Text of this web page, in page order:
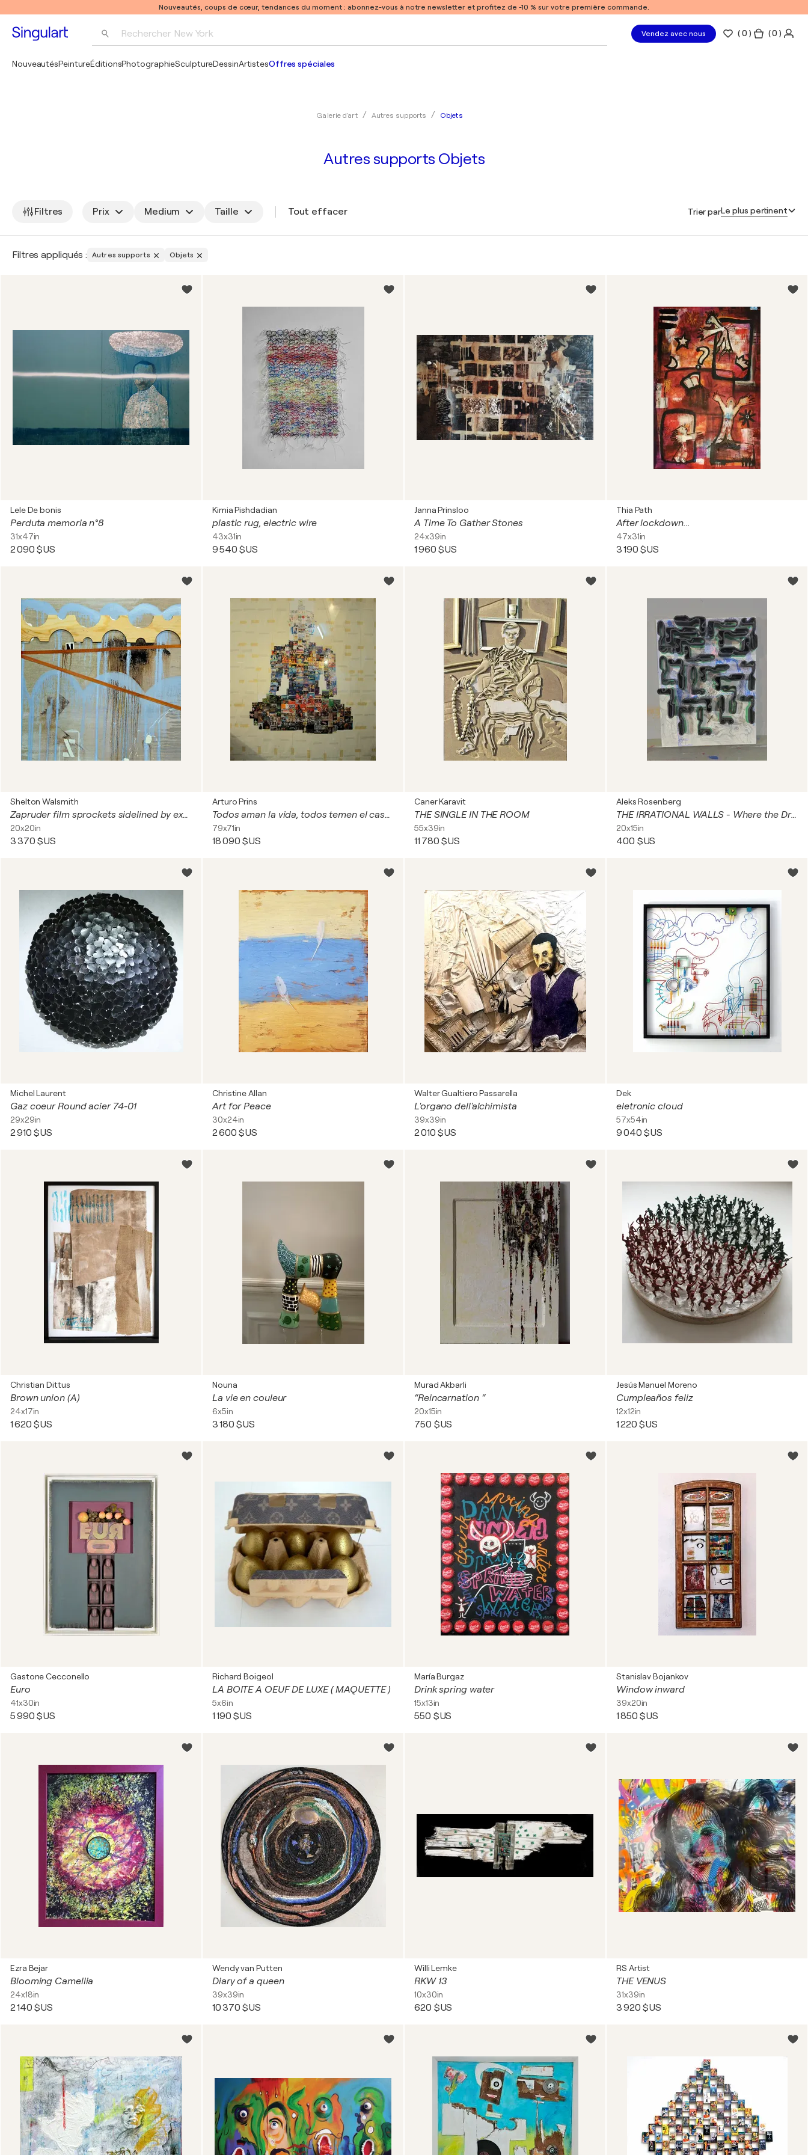
Nouveautés, coups de cœur, tendances du moment : abonnez-vous à notre newsletter et profitez de -10 % sur votre première commande.
Rechercher New York Vendez avec nous (0 ) ( 0 )
NouveautésPeintureÉditionsPhotographieSculptureDessinArtistesOffres spéciales
Galerie d'art Autres supports Objets
Autres supports Objets
Filtres Prix Medium Taille Tout effacer Trier parLe plus pertinent
Filtres appliqués : Autres supports Objets
Lele De bonis
Perduta memoria n°8
31x47in
2 090 $US
Kimia Pishdadian
plastic rug, electric wire
43x31in
9 540 $US
Janna Prinsloo
A Time To Gather Stones
24x39in
1 960 $US
Thia Path
After lockdown...
47x31in
3 190 $US
Shelton Walsmith
Zapruder film sprockets sidelined by ex-pat subject matter expert
20x20in
3 370 $US
Arturo Prins
Todos aman la vida, todos temen el castigo
79x71in
18 090 $US
Caner Karavit
THE SINGLE IN THE ROOM
55x39in
11 780 $US
Aleks Rosenberg
THE IRRATIONAL WALLS - Where the Dragonflies Roam
20x15in
400 $US
Michel Laurent
Gaz coeur Round acier 74-01
29x29in
2 910 $US
Christine Allan
Art for Peace
30x24in
2 600 $US
Walter Gualtiero Passarella
L'organo dell'alchimista
39x39in
2 010 $US
Dek
eletronic cloud
57x54in
9 040 $US
Christian Dittus
Brown union (A)
24x17in
1 620 $US
Nouna
La vie en couleur
6x5in
3 180 $US
Murad Akbarli
“Reincarnation “
20x15in
750 $US
Jesús Manuel Moreno
Cumpleaños feliz
12x12in
1 220 $US
Gastone Cecconello
Euro
41x30in
5 990 $US
Richard Boigeol
LA BOITE A OEUF DE LUXE ( MAQUETTE )
5x6in
1 190 $US
María Burgaz
Drink spring water
15x13in
550 $US
Stanislav Bojankov
Window inward
39x20in
1 850 $US
Ezra Bejar
Blooming Camellia
24x18in
2 140 $US
Wendy van Putten
Diary of a queen
39x39in
10 370 $US
Willi Lemke
RKW 13
10x30in
620 $US
RS Artist
THE VENUS
31x39in
3 920 $US